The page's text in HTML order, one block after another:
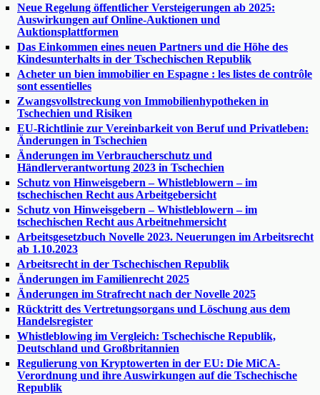
Neue Regelung öffentlicher Versteigerungen ab 2025:
Auswirkungen auf Online-Auktionen und
Auktionsplattformen
Das Einkommen eines neuen Partners und die Höhe des
Kindesunterhalts in der Tschechischen Republik
Acheter un bien immobilier en Espagne : les listes de contrôle
sont essentielles
Zwangsvollstreckung von Immobilienhypotheken in
Tschechien und Risiken
EU-Richtlinie zur Vereinbarkeit von Beruf und Privatleben:
Änderungen in Tschechien
Änderungen im Verbraucherschutz und
Händlerverantwortung 2023 in Tschechien
Schutz von Hinweisgebern – Whistleblowern – im
tschechischen Recht aus Arbeitgebersicht
Schutz von Hinweisgebern – Whistleblowern – im
tschechischen Recht aus Arbeitnehmersicht
Arbeitsgesetzbuch Novelle 2023. Neuerungen im Arbeitsrecht
ab 1.10.2023
Arbeitsrecht in der Tschechischen Republik
Änderungen im Familienrecht 2025
Änderungen im Strafrecht nach der Novelle 2025
Rücktritt des Vertretungsorgans und Löschung aus dem
Handelsregister
Whistleblowing im Vergleich: Tschechische Republik,
Deutschland und Großbritannien
Regulierung von Kryptowerten in der EU: Die MiCA-
Verordnung und ihre Auswirkungen auf die Tschechische
Republik